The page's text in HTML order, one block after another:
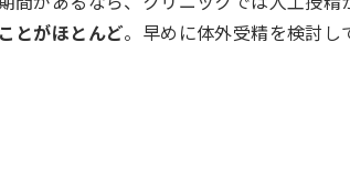
とがほとんど。早めに体外受精を検討し